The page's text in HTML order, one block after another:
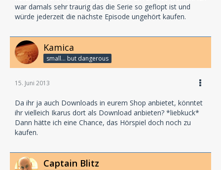
war damals sehr traurig das die Serie so geflopt ist und
würde jederzeit die nächste Episode ungehört kaufen.
Kamica
small... but dangerous
15. Juni 2013
Da ihr ja auch Downloads in eurem Shop anbietet, könntet
ihr vielleich Ikarus dort als Download anbieten? *liebkuck*
Dann hätte ich eine Chance, das Hörspiel doch noch zu
kaufen.
Captain Blitz